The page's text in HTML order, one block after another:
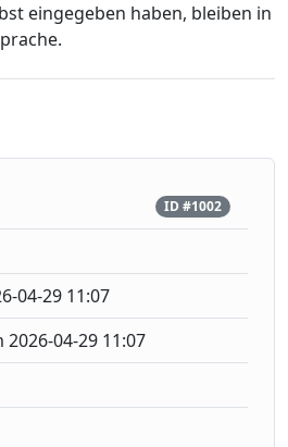
eingegeben haben, bleiben in
ID #1002
04-29 11:07
04-29 11:07